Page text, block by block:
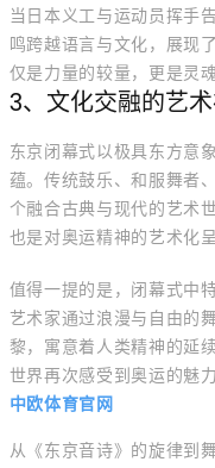
当日本义工与运动员挥手
鸣跨越语言与文化，展现
仅是力量的较量，更是灵
3、文化交融的艺
东京闭幕式以极具东方意
蕴。传统鼓乐、和服舞者
个融合古典与现代的艺术
也是对奥运精神的艺术化呈
值得一提的是，闭幕式中
艺术家通过浪漫与自由的
黎，寓意着人类精神的延
世界再次感受到奥运的魅
中欧体育官网
从《东京音诗》的旋律到